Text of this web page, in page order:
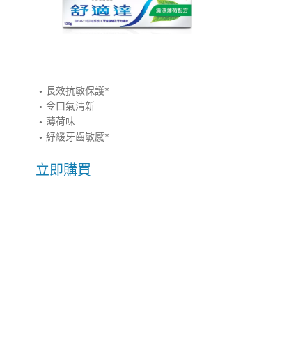
長效抗敏保護*
令口氣清新
薄荷味
紓緩牙齒敏感*
立即購買